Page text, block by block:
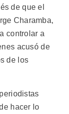
de que el
Charamba,
controlar a
acusó de
de los
hacer lo